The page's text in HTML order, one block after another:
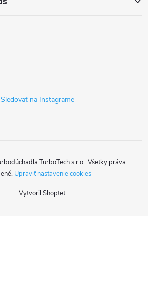
Sledovať na Instagrame
Vytvoril Shoptet
TurboTech s.r.o.. Všetky práva
Upraviť nastavenie cookies